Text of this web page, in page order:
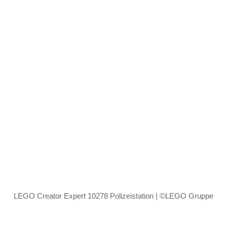
LEGO Creator Expert 10278 Polizeistation | ©LEGO Gruppe